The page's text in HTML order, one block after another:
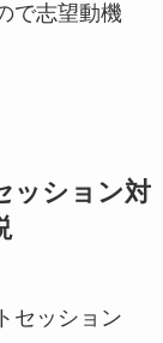
で志望動機
ッション対
セッション